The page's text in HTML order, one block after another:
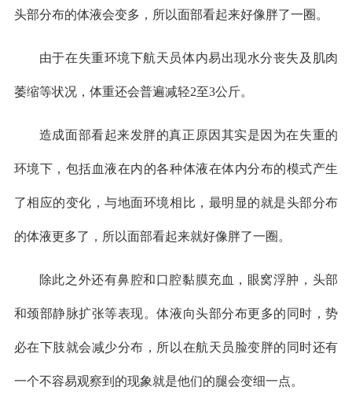
头部分布的体液会变多，所以面部看起来好像胖了一圈。
由于在失重环境下航天员体内易出现水分丧失及肌肉
萎缩等状况，体重还会普遍减轻2至3公斤。
造成面部看起来发胖的真正原因其实是因为在失重的
环境下，包括血液在内的各种体液在体内分布的模式产生
了相应的变化，与地面环境相比，最明显的就是头部分布
的体液更多了，所以面部看起来就好像胖了一圈。
除此之外还有鼻腔和口腔黏膜充血，眼窝浮肿，头部
和颈部静脉扩张等表现。体液向头部分布更多的同时，势
必在下肢就会减少分布，所以在航天员脸变胖的同时还有
一个不容易观察到的现象就是他们的腿会变细一点。